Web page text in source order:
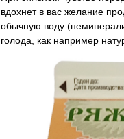
вдохнет в вас желание
обычную воду
голода, как например